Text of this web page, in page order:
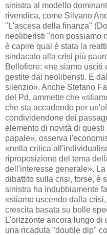
sinistra al modello
rivendica, come Silvano
"L'ascesa della finanza"
neoliberisti "non possiamo
è capire qual è stata la
sindacato alla crisi più
Bellofiore: «ne siamo
gestite dai neolibensti. E
silenzio». Anche Stefano
del Pd, ammette che
che sta accadendo per
condividendone dei
elemento di novità di
papale», osserva
«nella critica
riproposizione del tema
dell'interesse generale».
dibattito sulla crisi, forse, è
sinistra ha indubbiamente
«stiamo uscendo dalla
crescita basata su bolle
L'orizzonte ancora lungo
una ricaduta "double dip"